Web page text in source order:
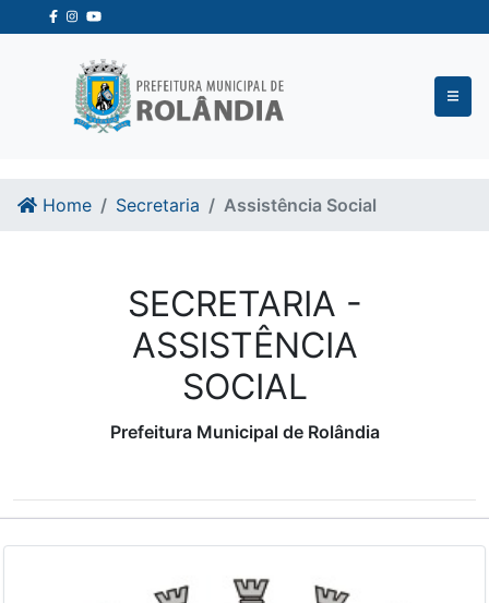
Ir para o conteudo
Ir para o fim do conteudo
Home Secretaria Assistência Social
SECRETARIA -
ASSISTÊNCIA
SOCIAL
Prefeitura Municipal de Rolândia